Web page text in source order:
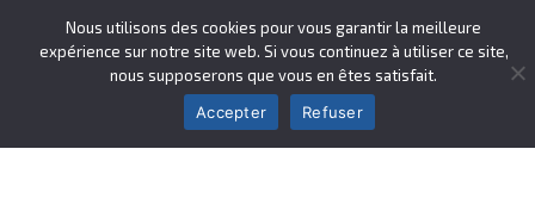
Nous utilisons des cookies pour vous garantir la meilleure
expérience sur notre site web. Si vous continuez à utiliser ce site,
nous supposerons que vous en êtes satisfait.
Accepter
Refuser